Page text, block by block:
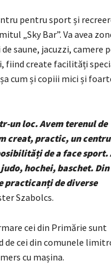
pentru sport și
„Sky Bar”. Va avea
saune, jacuzzi, camere
fiind create facilități
cum și copiii mici și
un loc. Avem terenul de
creat, practic, un centru
de a face sport.
hochei, baschet. Din
practicanți de diverse
Szabolcs.
cei din Primărie sunt
de cei din comunele
cu mașina.